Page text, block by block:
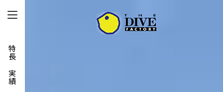
特長と実績